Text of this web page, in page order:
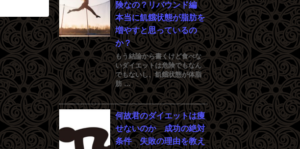
険なの？リバウンド編
本当に飢餓状態が脂肪を
増やすと思っているの
か？
もう結論から書くけど食べな
いダイエットは危険でもなん
でもないし、飢餓状態が体脂
肪 …
何故君のダイエットは痩
せないのか 成功の絶対
条件 失敗の理由を教え